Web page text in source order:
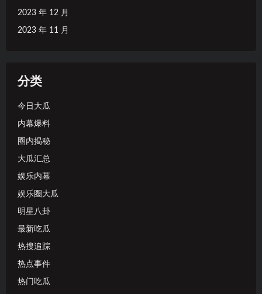
2023 年 12 月
2023 年 11 月
分类
今日大瓜
内幕爆料
圈内揭秘
大瓜汇总
娱乐内幕
娱乐圈大瓜
明星八卦
最新吃瓜
热搜追踪
热点事件
热门吃瓜